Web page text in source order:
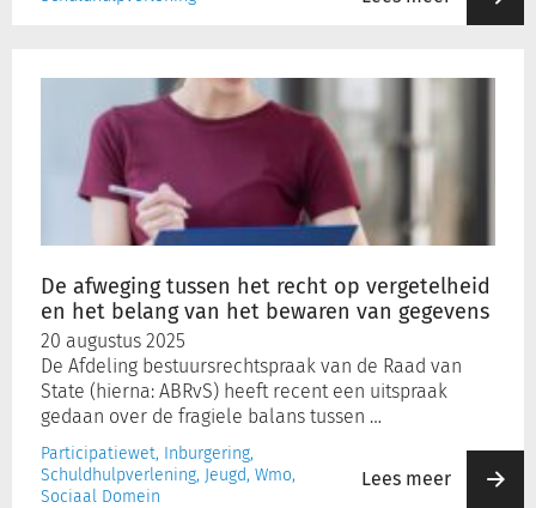
De afweging tussen het recht op vergetelheid
en het belang van het bewaren van gegevens
20 augustus 2025
De Afdeling bestuursrechtspraak van de Raad van
State (hierna: ABRvS) heeft recent een uitspraak
gedaan over de fragiele balans tussen …
Participatiewet, Inburgering,
Schuldhulpverlening, Jeugd, Wmo,
Sociaal Domein
Lees meer
vergetelheid
het
belang
van
het
bewaren
van
gegevens